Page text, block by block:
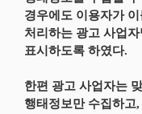
경우에도 이용자가
처리하는 광고 사업
표시하도록 하였다.
한편 광고 사업자는
행태정보만 수집하고